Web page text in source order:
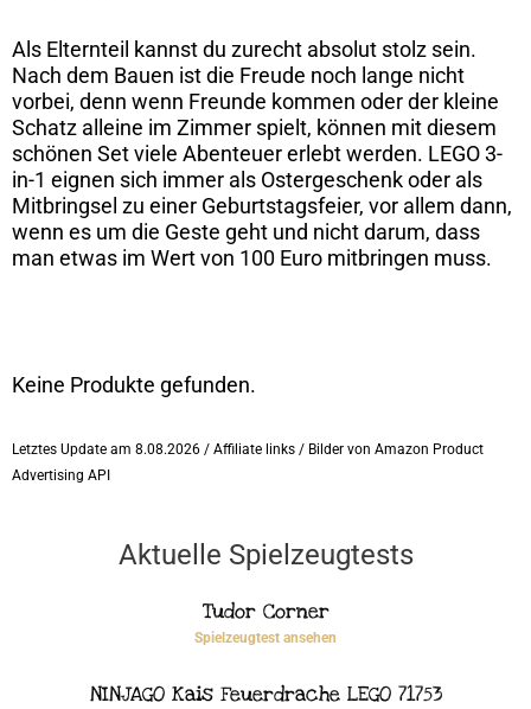
Als Elternteil kannst du zurecht absolut stolz sein.
Nach dem Bauen ist die Freude noch lange nicht
vorbei, denn wenn Freunde kommen oder der kleine
Schatz alleine im Zimmer spielt, können mit diesem
schönen Set viele Abenteuer erlebt werden. LEGO 3-
in-1 eignen sich immer als Ostergeschenk oder als
Mitbringsel zu einer Geburtstagsfeier, vor allem dann,
wenn es um die Geste geht und nicht darum, dass
man etwas im Wert von 100 Euro mitbringen muss.
Keine Produkte gefunden.
Letztes Update am 8.08.2026 / Affiliate links / Bilder von Amazon Product
Advertising API
Aktuelle Spielzeugtests
Tudor Corner
Spielzeugtest ansehen
NINJAGO Kais Feuerdrache LEGO 71753